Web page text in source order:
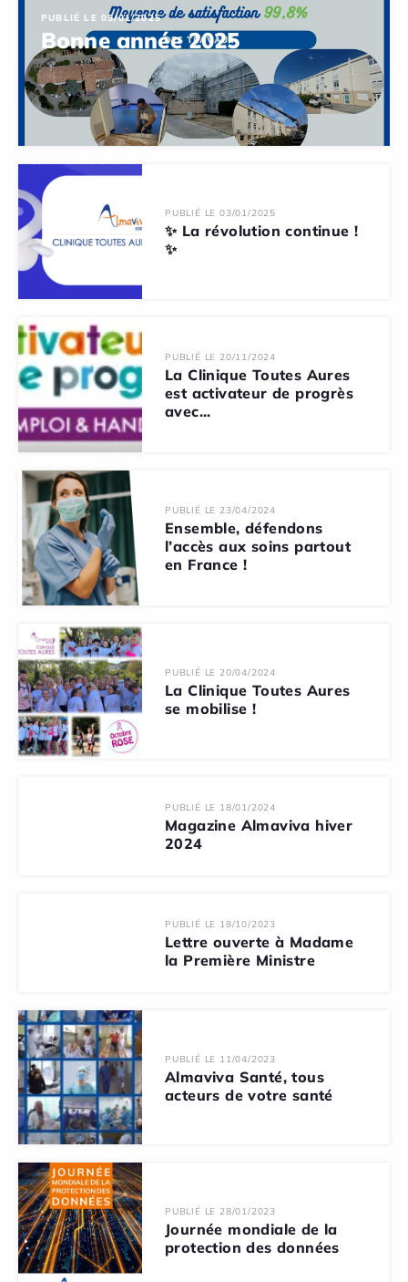
PUBLIÉ LE 05/01/2025
Bonne année 2025
PUBLIÉ LE 03/01/2025
✨ La révolution continue !
✨
PUBLIÉ LE 20/11/2024
La Clinique Toutes Aures
est activateur de progrès
avec...
PUBLIÉ LE 23/04/2024
Ensemble, défendons
l’accès aux soins partout
en France !
PUBLIÉ LE 20/04/2024
La Clinique Toutes Aures
se mobilise !
PUBLIÉ LE 18/01/2024
Magazine Almaviva hiver
2024
PUBLIÉ LE 18/10/2023
Lettre ouverte à Madame
la Première Ministre
PUBLIÉ LE 11/04/2023
Almaviva Santé, tous
acteurs de votre santé
PUBLIÉ LE 28/01/2023
Journée mondiale de la
protection des données